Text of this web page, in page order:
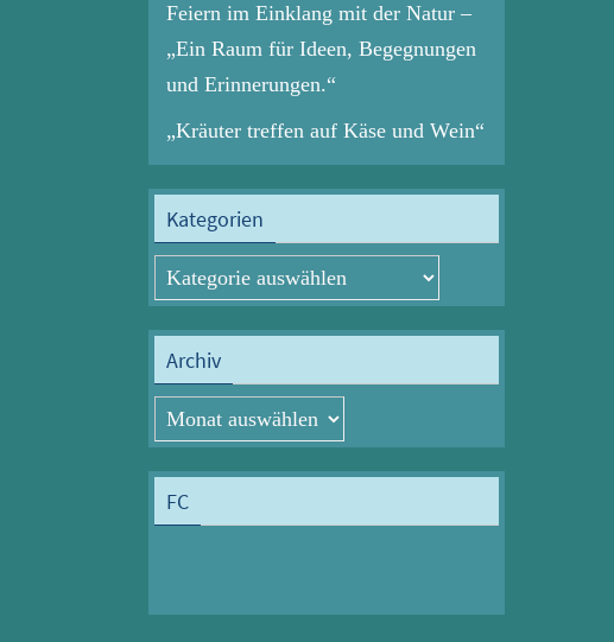
Feiern im Einklang mit der Natur –
„Ein Raum für Ideen, Begegnungen
und Erinnerungen.“
„Kräuter treffen auf Käse und Wein“
Kategorien
Kategorien
Archiv
Archiv
FC